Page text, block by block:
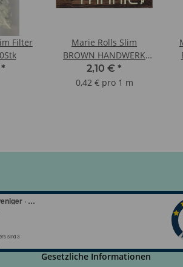
Filter
*
Marie Rolls Slim
BROWN HANDWERK
5m
2,10 € *
0,42 € pro 1 m
Gesetzliche Informationen